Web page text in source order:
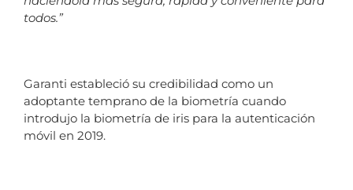
todos.”
Garanti estableció su credibilidad como un
adoptante temprano de la biometría cuando
introdujo la biometría de iris para la autenticación
móvil en 2019.